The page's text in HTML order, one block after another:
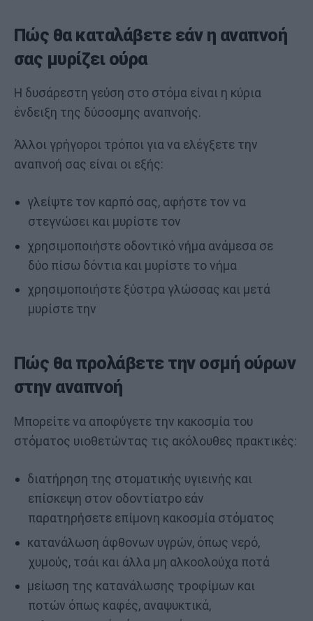
Πώς θα καταλάβετε εάν η αναπνοή
σας μυρίζει ούρα
Η δυσάρεστη γεύση στο στόμα είναι η κύρια
ένδειξη της δύσοσμης αναπνοής.
Άλλοι γρήγοροι τρόποι για να ελέγξετε την
αναπνοή σας είναι οι εξής:
γλείψτε τον καρπό σας, αφήστε τον να
στεγνώσει και μυρίστε τον
χρησιμοποιήστε οδοντικό νήμα ανάμεσα σε
δύο πίσω δόντια και μυρίστε το νήμα
χρησιμοποιήστε ξύστρα γλώσσας και μετά
μυρίστε την
Πώς θα προλάβετε την οσμή ούρων
στην αναπνοή
Μπορείτε να αποφύγετε την κακοσμία του
στόματος υιοθετώντας τις ακόλουθες πρακτικές:
διατήρηση της στοματικής υγιεινής και
επίσκεψη στον οδοντίατρο εάν
παρατηρήσετε επίμονη κακοσμία στόματος
κατανάλωση άφθονων υγρών, όπως νερό,
χυμούς, τσάι και άλλα μη αλκοολούχα ποτά
μείωση της κατανάλωσης τροφίμων και
ποτών όπως καφές, αναψυκτικά,